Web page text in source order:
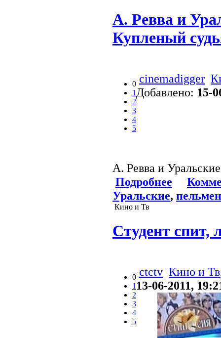
А. Ревва и
Купленый
0
1
2
3
4
5
cinemadigger
Добавлено: 15-
А. Ревва и
Подробнее
Уральские,
Кино и Тв
Cтудент спит,
0
1
2
3
4
5
ctctv Кино и Тв
13-06-2011,